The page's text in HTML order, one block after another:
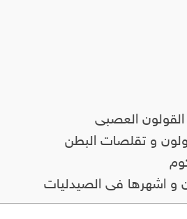
العصبى
و تقلصات البطن
و اشهرها فى الصيدليات